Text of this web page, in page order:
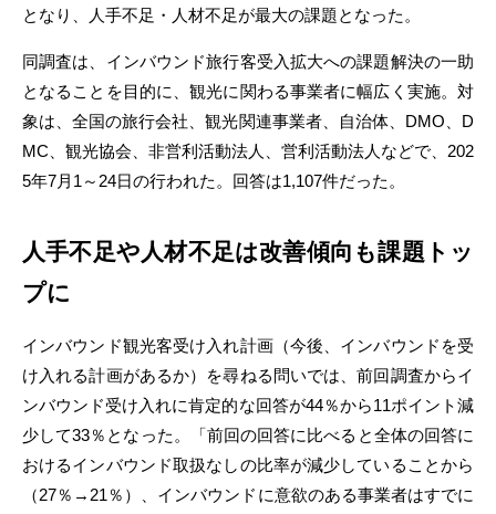
となり、人手不足・人材不足が最大の課題となった。
同調査は、インバウンド旅行客受入拡大への課題解決の一助
となることを目的に、観光に関わる事業者に幅広く実施。対
象は、全国の旅行会社、観光関連事業者、自治体、DMO、D
MC、観光協会、非営利活動法人、営利活動法人などで、202
5年7月1～24日の行われた。回答は1,107件だった。
人手不足や人材不足は改善傾向も課題トッ
プに
インバウンド観光客受け入れ計画（今後、インバウンドを受
け入れる計画があるか）を尋ねる問いでは、前回調査からイ
ンバウンド受け入れに肯定的な回答が44％から11ポイント減
少して33％となった。「前回の回答に比べると全体の回答に
おけるインバウンド取扱なしの比率が減少していることから
（27％→21％）、インバウンドに意欲のある事業者はすでに